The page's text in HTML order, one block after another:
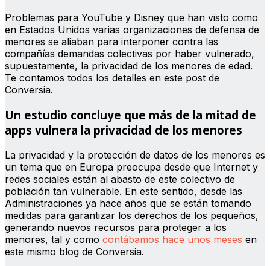
Problemas para YouTube y Disney que han visto como
en Estados Unidos varias organizaciones de defensa de
menores se aliaban para interponer contra las
compañías demandas colectivas por haber vulnerado,
supuestamente, la privacidad de los menores de edad.
Te contamos todos los detalles en este post de
Conversia.
Un estudio concluye que más de la mitad de
apps vulnera la privacidad de los menores
La privacidad y la protección de datos de los menores es
un tema que en Europa preocupa desde que Internet y
redes sociales están al abasto de este colectivo de
población tan vulnerable. En este sentido, desde las
Administraciones ya hace años que se están tomando
medidas para garantizar los derechos de los pequeños,
generando nuevos recursos para proteger a los
menores, tal y como contábamos hace unos meses en
este mismo blog de Conversia.